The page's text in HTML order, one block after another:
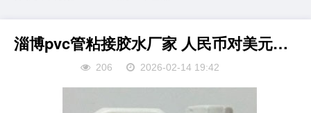
淄博pvc管粘接胶水厂家 人民币对美元中间价报6.9570 调贬37个基点
206 2026-02-14 19:42